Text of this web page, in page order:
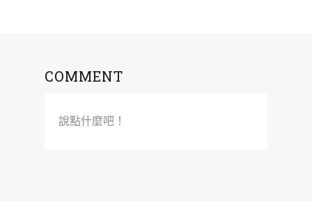
COMMENT
說點什麼吧！